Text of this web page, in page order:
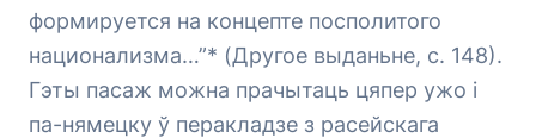
формируется на концепте посполитого
национализма…”* (Другое выданьне, с. 148).
Гэты пасаж можна прачытаць цяпер ужо і
па-нямецку ў перакладзе з расейскага